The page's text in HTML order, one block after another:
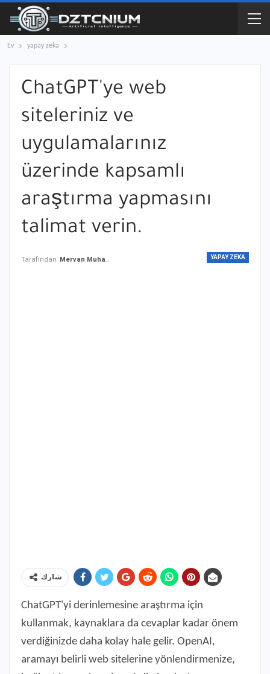
Ev yapay zeka
ChatGPT'ye web
siteleriniz ve
uygulamalarınız
üzerinde kapsamlı
araştırma yapmasını
talimat verin.
YAPAY ZEKA
Tarafından Mervan Muhammed
شارك
ChatGPT'yi derinlemesine araştırma için
kullanmak, kaynaklara da cevaplar kadar önem
verdiğinizde daha kolay hale gelir. OpenAI,
aramayı belirli web sitelerine yönlendirmenize,